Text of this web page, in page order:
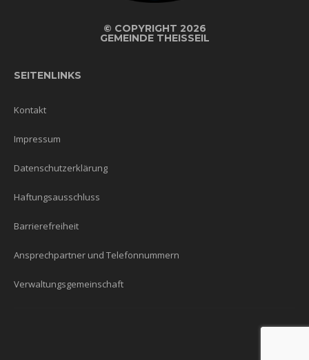
© COPYRIGHT 2026
GEMEINDE THEISSEIL
SEITENLINKS
Kontakt
Impressum
Datenschutzerklärung
Haftungsausschluss
Barrierefreiheit
Ansprechpartner und Telefonnummern
Verwaltungsgemeinschaft